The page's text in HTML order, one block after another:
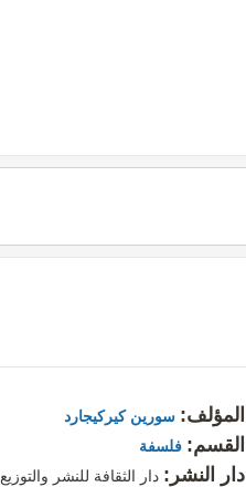
المؤلف: سورين كيركيجارد
القسم: فلسفة
دار النشر: دار الثقافة للنشر والتوزيع